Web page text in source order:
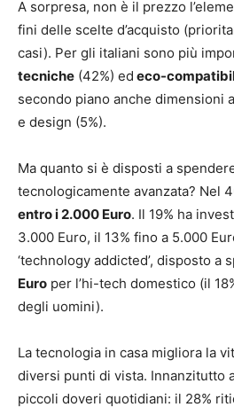
A sorpresa, non è il prezzo
fini delle scelte d’acquisto
casi). Per gli italiani sono più
tecniche (42%) ed eco-
secondo piano anche dimensioni
e design (5%).
Ma quanto si è disposti a
tecnologicamente avanzata? Nel
entro i 2.000 Euro. Il 19% ha
3.000 Euro, il 13% fino a 5.000
‘technology addicted’, disposto a
Euro per l’hi-tech domestico (il
degli uomini).
La tecnologia in casa migliora la
diversi punti di vista. Innanzitutto
piccoli doveri quotidiani: il 28%